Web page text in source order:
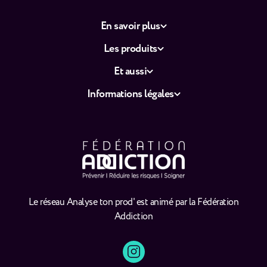
Le réseau Analyse ton prod' est animé par la Fédération
Addiction
En savoir plus
Les produits
Et aussi
Informations légales